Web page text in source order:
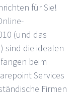
für Sie!
(und das
sind die idealen
beim
Services
Firmen